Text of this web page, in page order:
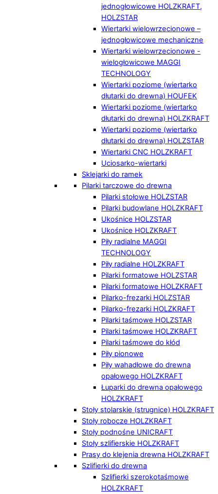
jednogłowicowe HOLZKRAFT,
HOLZSTAR
Wiertarki wielowrzecionowe –
jednogłowicowe mechaniczne
Wiertarki wielowrzecionowe -
wielogłowicowe MAGGI
TECHNOLOGY
Wiertarki poziome (wiertarko
dłutarki do drewna) HOUFEK
Wiertarki poziome (wiertarko
dłutarki do drewna) HOLZKRAFT
Wiertarki poziome (wiertarko
dłutarki do drewna) HOLZSTAR
Wiertarki CNC HOLZKRAFT
Uciosarko-wiertarki
Sklejarki do ramek
Pilarki tarczowe do drewna
Pilarki stołowe HOLZSTAR
Pilarki budowlane HOLZKRAFT
Ukośnice HOLZSTAR
Ukośnice HOLZKRAFT
Piły radialne MAGGI
TECHNOLOGY
Piły radialne HOLZKRAFT
Pilarki formatowe HOLZSTAR
Pilarki formatowe HOLZKRAFT
Pilarko-frezarki HOLZSTAR
Pilarko-frezarki HOLZKRAFT
Pilarki taśmowe HOLZSTAR
Pilarki taśmowe HOLZKRAFT
Pilarki taśmowe do kłód
Piły pionowe
Piły wahadłowe do drewna
opałowego HOLZKRAFT
Łuparki do drewna opałowego
HOLZKRAFT
Stoły stolarskie (strugnice) HOLZKRAFT
Stoły robocze HOLZKRAFT
Stoły podnośne UNICRAFT
Stoły szlifierskie HOLZKRAFT
Prasy do klejenia drewna HOLZKRAFT
Szlifierki do drewna
Szlifierki szerokotaśmowe
HOLZKRAFT